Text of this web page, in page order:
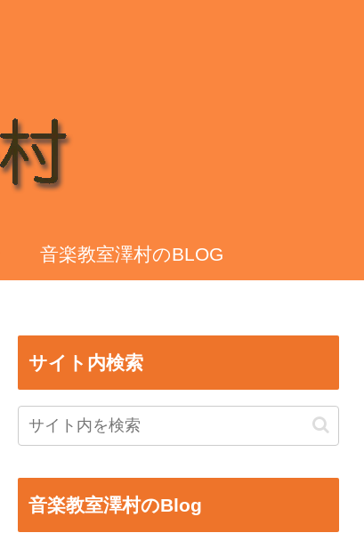
音楽教室澤村のBLOG
サイト内検索
音楽教室澤村のBlog